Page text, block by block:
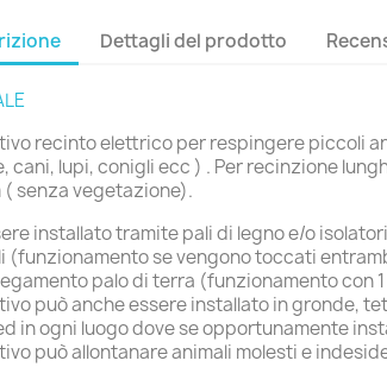
Dettagli del prodotto
recinto elettrico per respingere piccoli
cani, lupi, conigli ecc ) . Per recinzione
( senza vegetazione).
installato tramite pali di legno e/o
(funzionamento se vengono toccati
palo di terra (funzionamento con 1
può anche essere installato in gronde,
in ogni luogo dove se opportunamente
può allontanare animali molesti e